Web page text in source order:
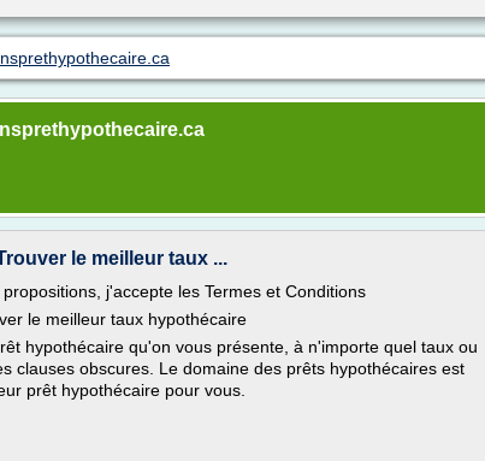
le meilleur taux ...
j'accepte les Termes et Conditions
le meilleur taux hypothécaire
hypothécaire qu'on vous présente, à n'importe quel taux ou
clauses obscures. Le domaine des prêts hypothécaires est
prêt hypothécaire pour vous.